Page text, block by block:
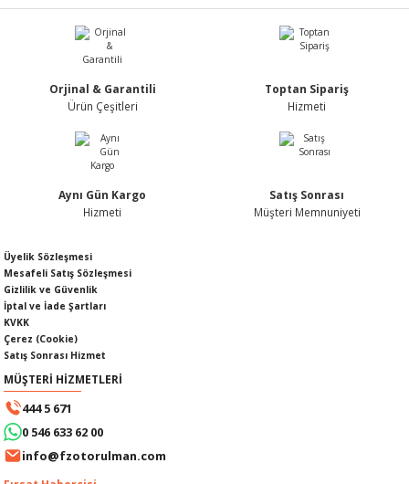
KAPAĞI
Ürün açıklamasında eksik bilgiler bulunuyor.
Ürün bilgilerinde hatalar bulunuyor.
Ürün fiyatı diğer sitelerden daha pahalı.
Bu ürüne benzer farklı alternatifler olmalı.
Orjinal & Garantili
Ürün Çeşitleri
Toptan Sipariş
Hizmeti
Aynı Gün Kargo
Hizmeti
Satış Sonrası
Müşteri Memnuniyeti
Üyelik Sözleşmesi
Mesafeli Satış Sözleşmesi
Gizlilik ve Güvenlik
İptal ve İade Şartları
KVKK
Çerez (Cookie)
Satış Sonrası Hizmet
MÜŞTERİ HİZMETLERİ
444 5 671
0 546 633 62 00
info@fzotorulman.com